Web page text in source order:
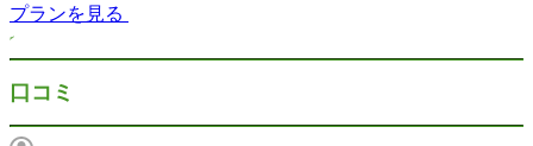
プランを見る
口コミ